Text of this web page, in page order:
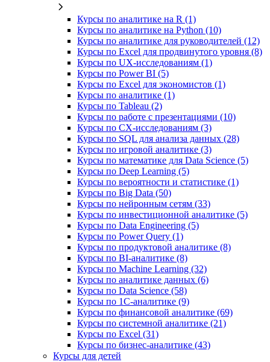
Курсы по аналитике на R (1)
Курсы по аналитике на Python (10)
Курсы по аналитике для руководителей (12)
Курсы по Excel для продвинутого уровня (8)
Курсы по UX‑исследованиям (1)
Курсы по Power BI (5)
Курсы по Excel для экономистов (1)
Курсы по аналитике (1)
Курсы по Tableau (2)
Курсы по работе с презентациями (10)
Курсы по CX-исследованиям (3)
Курсы по SQL для анализа данных (28)
Курсы по игровой аналитике (3)
Курсы по математике для Data Science (5)
Курсы по Deep Learning (5)
Курсы по вероятности и статистике (1)
Курсы по Big Data (50)
Курсы по нейронным сетям (33)
Курсы по инвестиционной аналитике (5)
Курсы по Data Engineering (5)
Курсы по Power Query (1)
Курсы по продуктовой аналитике (8)
Курсы по BI‑аналитике (8)
Курсы по Machine Learning (32)
Курсы по аналитике данных (6)
Курсы по Data Science (58)
Курсы по 1С‑аналитике (9)
Курсы по финансовой аналитике (69)
Курсы по системной аналитике (21)
Курсы по Excel (31)
Курсы по бизнес‑аналитике (43)
Курсы для детей